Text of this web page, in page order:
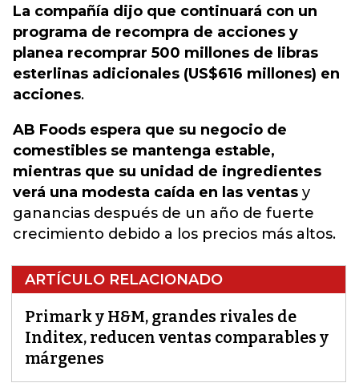
La compañía dijo que continuará con un
programa de recompra de acciones y
planea recomprar 500 millones de libras
esterlinas adicionales (US$616 millones) en
acciones.
AB Foods espera que su negocio de
comestibles se mantenga estable,
mientras que su unidad de ingredientes
verá una modesta caída en las ventas y
ganancias después de un año de fuerte
crecimiento debido a los precios más altos.
ARTÍCULO RELACIONADO
Primark y H&M, grandes rivales de
Inditex, reducen ventas comparables y
márgenes